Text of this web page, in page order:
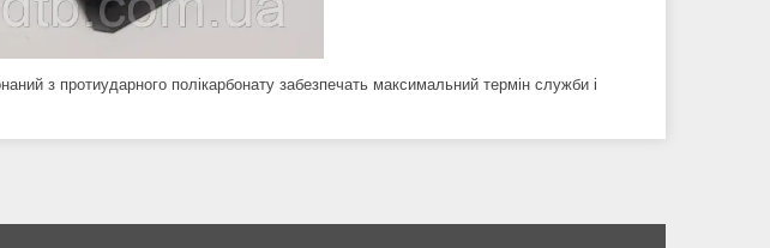
з протиударного полікарбонату забезпечать максимальний термін служби і